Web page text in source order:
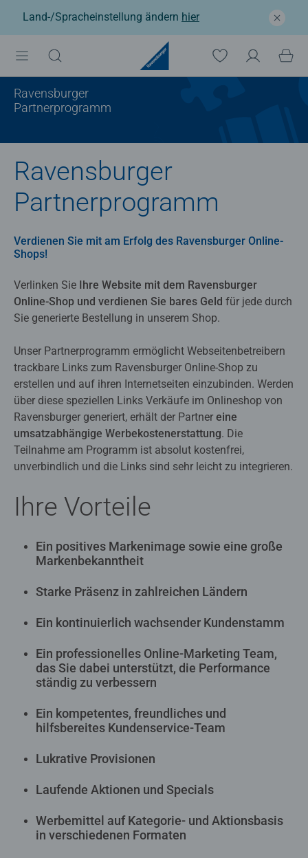
Land-/Spracheinstellung ändern hier
Ravensburger
Partnerprogramm
Ravensburger
Partnerprogramm
Verdienen Sie mit am Erfolg des Ravensburger Online-
Shops!
Verlinken Sie
Ihre Website mit dem Ravensburger
Online-Shop und verdienen Sie bares Geld für jede durch
Sie generierte Bestellung in unserem Shop.
Unser Partnerprogramm ermöglicht Webseitenbetreibern
trackbare Links zum Ravensburger Online-Shop zu
erstellen und auf ihren Internetseiten einzubinden. Werden
über diese speziellen Links Verkäufe im Onlineshop von
Ravensburger generiert, erhält der Partner eine
umsatzabhängige Werbekostenerstattung. Die
Teilnahme am Programm ist absolut kostenfrei,
unverbindlich und die Links sind sehr leicht zu integrieren.
Ihre Vorteile
Ein positives Markenimage sowie eine große
Markenbekanntheit
Starke Präsenz in zahlreichen Ländern
Ein kontinuierlich wachsender Kundenstamm
Ein professionelles Online-Marketing Team,
das Sie dabei unterstützt, die Performance
ständig zu verbessern
Ein kompetentes, freundliches und
hilfsbereites Kundenservice-Team
Lukrative Provisionen
Laufende Aktionen und Specials
Werbemittel auf Kategorie- und Aktionsbasis
in verschiedenen Formaten